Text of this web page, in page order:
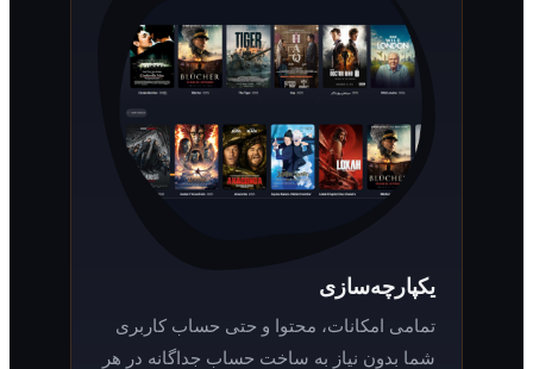
یکپارچه‌سازی
تمامی امکانات، محتوا و حتی حساب کاربری
شما بدون نیاز به ساخت حساب جداگانه در هر